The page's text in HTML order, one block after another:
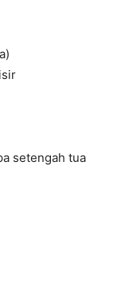
setengah tua